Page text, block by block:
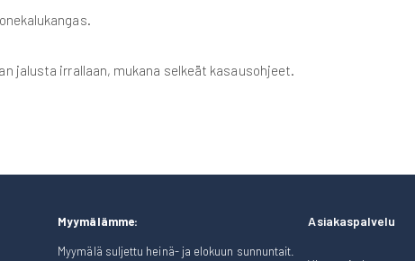
jalusta irrallaan, mukana selkeät kasausohjeet.
Myymälämme:
Myymälä suljettu heinä- ja elokuun sunnuntait.
Asiakaspalvelu